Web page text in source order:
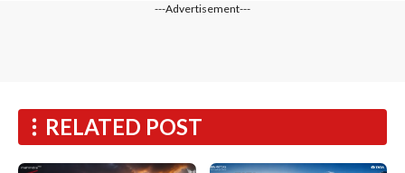
---Advertisement---
RELATED POST